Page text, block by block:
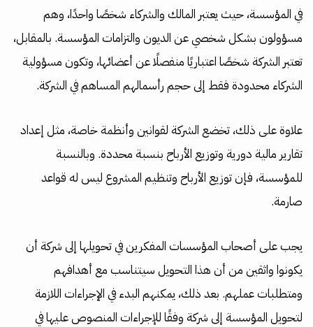
في المؤسسة، حيث يعتبر المالك والشركاء شخصًا واحدًا، وهم
مسؤولون بشكل شخصي عن الديون والتزامات المؤسسة. بالمقابل،
تعتبر الشركة شخصًا اعتباريًا منفصلًا عن أعضائها، وتكون مسؤولية
الشركاء محدودة فقط إلى حجم رأسمالهم المساهم في الشركة.
علاوة على ذلك، تخضع الشركة لقوانين وأنظمة خاصة، مثل إعداد
تقارير مالية دورية وتوزيع الأرباح بنسبة محددة. وبالنسبة
للمؤسسة، فإن توزيع الأرباح وتنظيم المشروع ليس له قواعد
صارمة.
يجب على أصحاب المؤسسات المفكرين في تحويلها إلى شركة أن
يكونوا واثقين من أن هذا التحويل سيتناسب مع أهدافهم
ومتطلبات عملهم. بعد ذلك، يمكنهم البدء في الإجراءات اللازمة
لتحويل المؤسسة إلى شركة وفقًا للإجراءات المنصوص عليها في